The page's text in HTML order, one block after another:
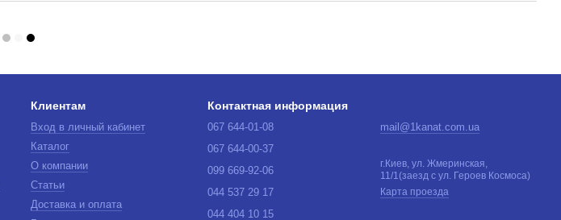
Клиентам
Вход в личный кабинет
Каталог
О компании
Статьи
Доставка и оплата
Контактная информация
067 644-01-08
067 644-00-37
099 669-92-06
044 537 29 17
044 404 10 15
mail@1kanat.com.ua
г.Киев, ул. Жмеринская,
11/1(заезд с ул. Героев Космоса)
Карта проезда